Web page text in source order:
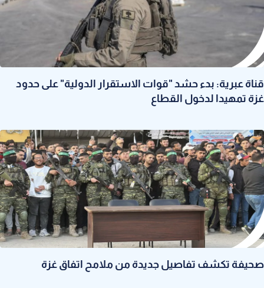
قناة عبرية: بدء حشد "قوات الاستقرار الدولية" على حدود
غزة تمهيدا لدخول القطاع
صحيفة تكشف تفاصيل جديدة من ملامح اتفاق غزة